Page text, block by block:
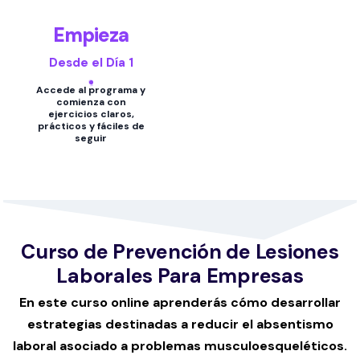
Empieza
Desde el Día 1
Accede al programa y
comienza con
ejercicios claros,
prácticos y fáciles de
seguir
Curso de Prevención de Lesiones
Laborales Para Empresas
En este curso online aprenderás cómo desarrollar
estrategias destinadas a reducir el absentismo
laboral asociado a problemas musculoesqueléticos.